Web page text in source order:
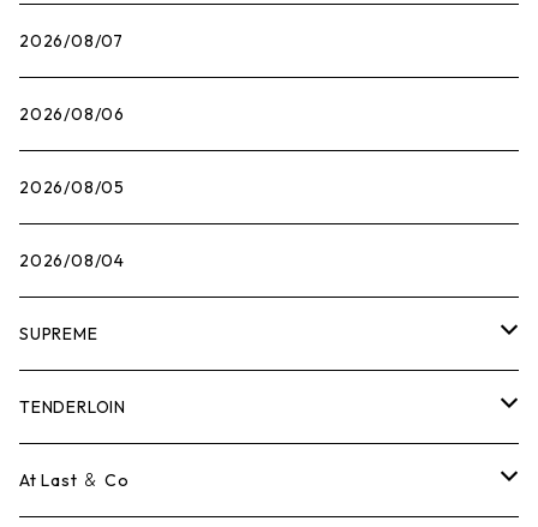
2026/08/07
2026/08/06
2026/08/05
2026/08/04
SUPREME
Tシャツ
ロンTEE
TENDERLOIN
Tシャツ
At Last ＆ Co